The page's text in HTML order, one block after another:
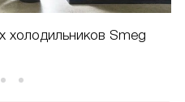
холодильников Smeg